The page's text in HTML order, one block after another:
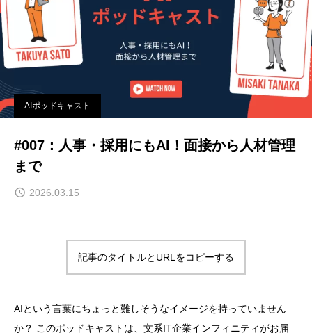
AIポッドキャスト
#007：人事・採用にもAI！面接から人材管理
まで
2026.03.15
記事のタイトルとURLをコピーする
AIという言葉にちょっと難しそうなイメージを持っていません
か？ このポッドキャストは、文系IT企業インフィニティがお届